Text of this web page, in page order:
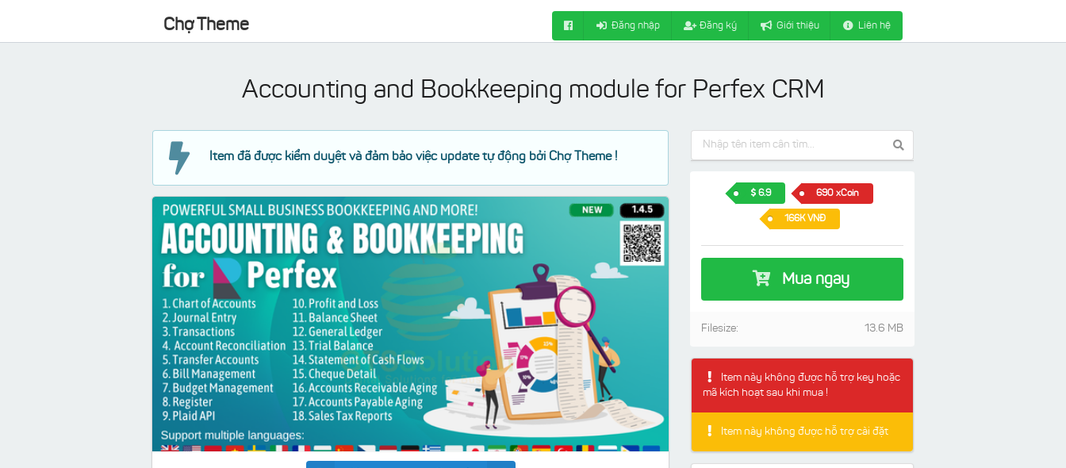
Chợ Theme Đăng nhập Đăng ký Giới thiệu Liên hệ
Accounting and Bookkeeping module for Perfex CRM
Item đã được kiểm duyệt và đảm bảo việc update tự động bởi Chợ Theme !
6.9 690 xCoin
166K VNĐ
Mua ngay
13.6 MB
Filesize:
Item này không được hỗ trợ key hoặc
mã kích hoạt sau khi mua !
Item này không được hỗ trợ cài đặt